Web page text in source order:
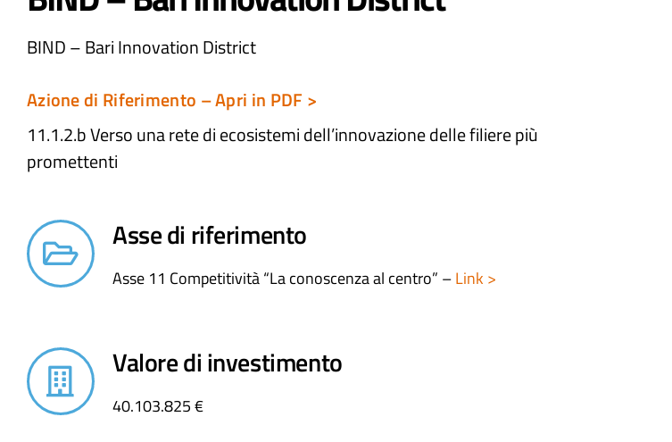
BIND – Bari Innovation District
Azione di Riferimento – Apri in PDF >
11.1.2.b Verso una rete di ecosistemi dell’innovazione delle filiere più
promettenti
Asse di riferimento
Asse 11 Competitività “La conoscenza al centro” –Link >
Valore di investimento
40.103.825 €